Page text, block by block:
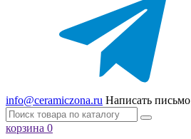
info@ceramiczona.ru Написать письмо
корзина 0